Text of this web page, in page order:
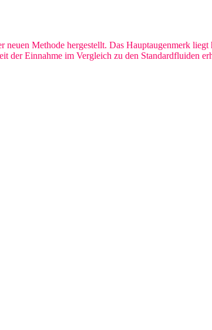
neuen Methode hergestellt. Das Hauptaugenmerk
der Einnahme im Vergleich zu den Standardfluiden